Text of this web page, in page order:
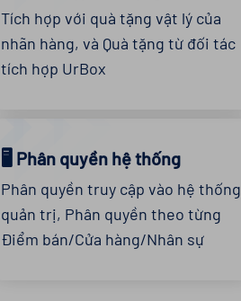
🖥️ Phân quyền hệ thống
Phân quyền truy cập vào hệ thống
quản trị, Phân quyền theo từng
Điểm bán/Cửa hàng/Nhân sự
Tích hợp với quà tặng vật lý của
nhãn hàng, và Quà tặng từ đối tác
tích hợp UrBox